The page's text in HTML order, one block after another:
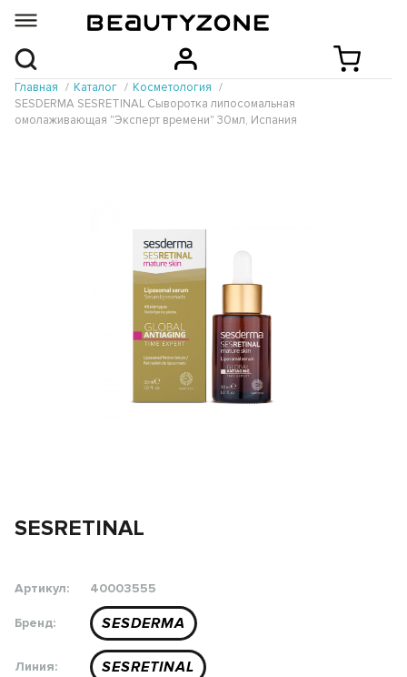
Главная Каталог
Косметология
SESDERMA SESRETINAL Сыворотка липосомальная
омолаживающая "Эксперт времени" 30мл, Испания
SESRETINAL
Артикул: 40003555
Бренд: SESDERMA
Линия: SESRETINAL